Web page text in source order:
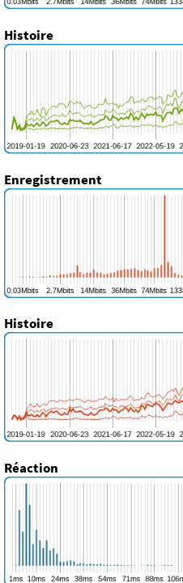
Histoire
Enregistrement
Histoire
Réaction